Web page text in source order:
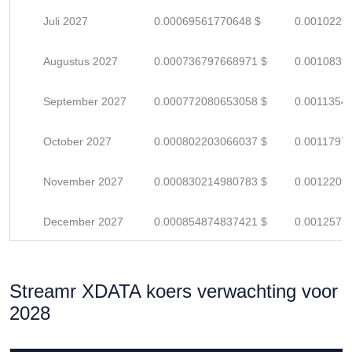
Juli 2027 0.00069561770648 $
Augustus 2027 0.000736797668971 $
September 2027 0.000772080653058 $
October 2027 0.000802203066037 $
November 2027 0.000830214980783 $
December 2027 0.000854874837421 $
Streamr XDATA koers verwachting voor
2028